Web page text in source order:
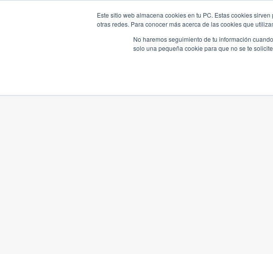
Este sitio web almacena cookies en tu PC. Estas cookies
otras redes. Para conocer más acerca de las cookies que
No haremos seguimiento de tu información
solo una pequeña cookie para que no se te